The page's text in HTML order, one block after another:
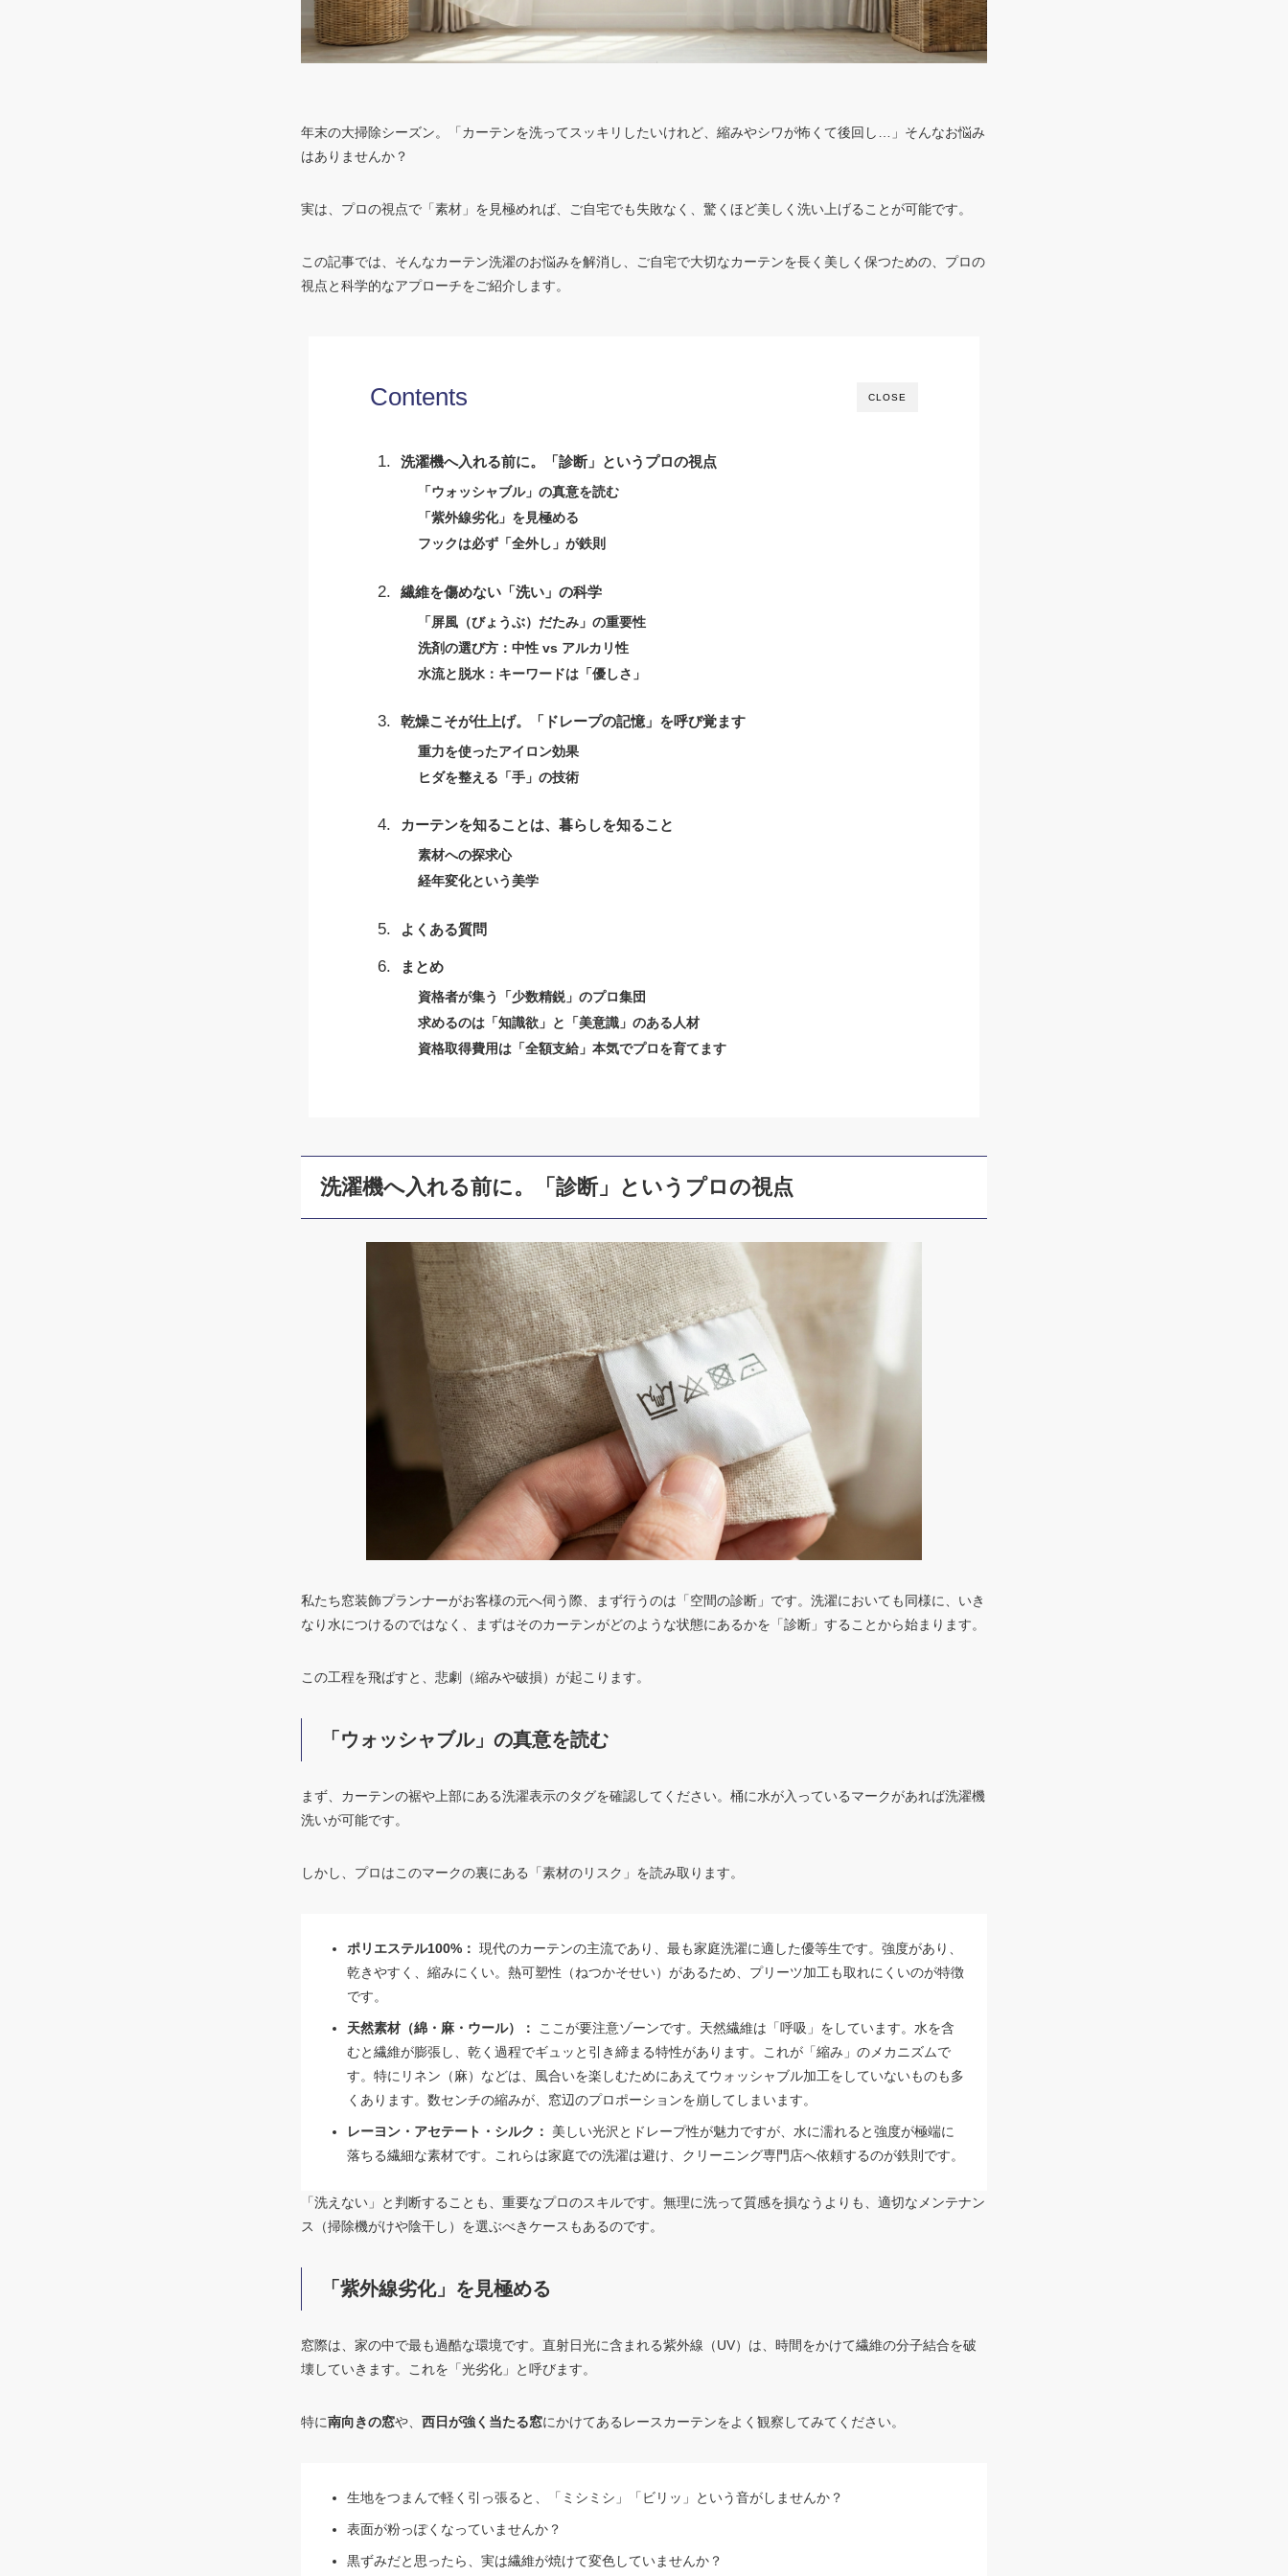
年末の大掃除シーズン。「カーテンを洗ってスッキリしたいけれど、縮みやシワが怖くて後回し…」そんなお悩み
はありませんか？
実は、プロの視点で「素材」を見極めれば、ご自宅でも失敗なく、驚くほど美しく洗い上げることが可能です。
この記事では、そんなカーテン洗濯のお悩みを解消し、ご自宅で大切なカーテンを長く美しく保つための、プロの
視点と科学的なアプローチをご紹介します。
CLOSE
Contents
洗濯機へ入れる前に。「診断」というプロの視点
「ウォッシャブル」の真意を読む
「紫外線劣化」を見極める
フックは必ず「全外し」が鉄則
繊維を傷めない「洗い」の科学
「屏風（びょうぶ）だたみ」の重要性
洗剤の選び方：中性 vs アルカリ性
水流と脱水：キーワードは「優しさ」
乾燥こそが仕上げ。「ドレープの記憶」を呼び覚ます
重力を使ったアイロン効果
ヒダを整える「手」の技術
カーテンを知ることは、暮らしを知ること
素材への探求心
経年変化という美学
よくある質問
まとめ
資格者が集う「少数精鋭」のプロ集団
求めるのは「知識欲」と「美意識」のある人材
資格取得費用は「全額支給」本気でプロを育てます
洗濯機へ入れる前に。「診断」というプロの視点
私たち窓装飾プランナーがお客様の元へ伺う際、まず行うのは「空間の診断」です。洗濯においても同様に、いき
なり水につけるのではなく、まずはそのカーテンがどのような状態にあるかを「診断」することから始まります。
この工程を飛ばすと、悲劇（縮みや破損）が起こります。
「ウォッシャブル」の真意を読む
まず、カーテンの裾や上部にある洗濯表示のタグを確認してください。桶に水が入っているマークがあれば洗濯機
洗いが可能です。
しかし、プロはこのマークの裏にある「素材のリスク」を読み取ります。
ポリエステル100%： 現代のカーテンの主流であり、最も家庭洗濯に適した優等生です。強度があり、
乾きやすく、縮みにくい。熱可塑性（ねつかそせい）があるため、プリーツ加工も取れにくいのが特徴
です。
天然素材（綿・麻・ウール）：
ここが要注意ゾーンです。天然繊維は「呼吸」をしています。水を含
むと繊維が膨張し、乾く過程でギュッと引き締まる特性があります。これが「縮み」のメカニズムで
す。特にリネン（麻）などは、風合いを楽しむためにあえてウォッシャブル加工をしていないものも多
くあります。数センチの縮みが、窓辺のプロポーションを崩してしまいます。
レーヨン・アセテート・シルク：
美しい光沢とドレープ性が魅力ですが、水に濡れると強度が極端に
落ちる繊細な素材です。これらは家庭での洗濯は避け、クリーニング専門店へ依頼するのが鉄則です。
「洗えない」と判断することも、重要なプロのスキルです。無理に洗って質感を損なうよりも、適切なメンテナン
ス（掃除機がけや陰干し）を選ぶべきケースもあるのです。
「紫外線劣化」を見極める
窓際は、家の中で最も過酷な環境です。直射日光に含まれる紫外線（UV）は、時間をかけて繊維の分子結合を破
壊していきます。これを「光劣化」と呼びます。
特に南向きの窓や、 西日が強く当たる窓にかけてあるレースカーテンをよく観察してみてください。
生地をつまんで軽く引っ張ると、「ミシミシ」「ビリッ」という音がしませんか？
表面が粉っぽくなっていませんか？
黒ずみだと思ったら、実は繊維が焼けて変色していませんか？